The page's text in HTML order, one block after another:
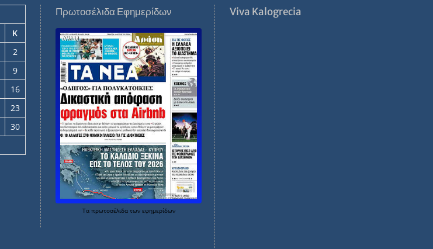
Κ
2
9
16
23
30
Πρωτοσέλιδα Εφημερίδων
Τα πρωτοσέλιδα των εφημερίδων
Viva Kalogrecia